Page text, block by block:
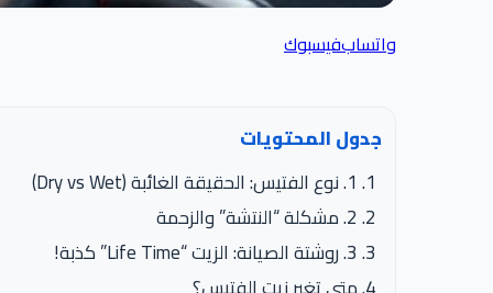
واتسابفيسبوك
جدول المحتويات
1. نوع الفتيس: الحقيقة الغائبة (Dry vs Wet)
2. مشكلة “النتشة” والزحمة
3. روشتة الصيانة: الزيت “Life Time” كذبة!